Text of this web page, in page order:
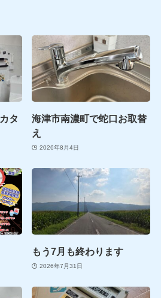
タ
海津市南濃町で蛇口お取替
え
2026年8月4日
もう7月も終わります
2026年7月31日